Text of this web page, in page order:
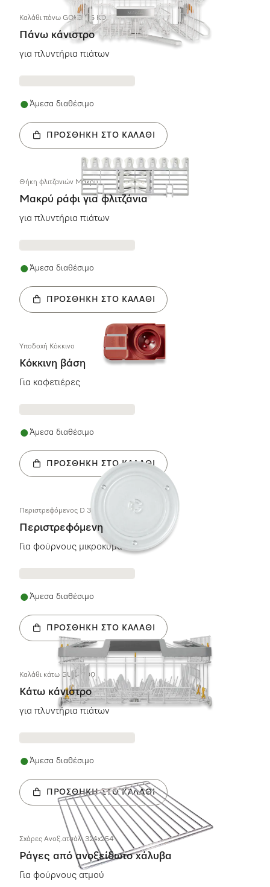
Καλάθι πάνω GOK3525 KD
Πάνω κάνιστρο
για πλυντήρια πιάτων
Άμεσα διαθέσιμο
ΠΡΟΣΘΉΚΗ ΣΤΟ ΚΑΛΆΘΙ
Θήκη φλιτζανιών Μακρύ
Μακρύ ράφι για φλιτζάνια
για πλυντήρια πιάτων
Άμεσα διαθέσιμο
ΠΡΟΣΘΉΚΗ ΣΤΟ ΚΑΛΆΘΙ
Υποδοχή Κόκκινο
Κόκκινη βάση
Για καφετιέρες
Άμεσα διαθέσιμο
ΠΡΟΣΘΉΚΗ ΣΤΟ ΚΑΛΆΘΙ
Περιστρεφόμενος D 325mm
Περιστρεφόμενη
Για φούρνους μικροκυμάτων
Άμεσα διαθέσιμο
ΠΡΟΣΘΉΚΗ ΣΤΟ ΚΑΛΆΘΙ
Καλάθι κάτω GUK 7700
Κάτω κάνιστρο
για πλυντήρια πιάτων
Άμεσα διαθέσιμο
ΠΡΟΣΘΉΚΗ ΣΤΟ ΚΑΛΆΘΙ
Σχάρες Aνοξ.ατσάλι 324x254
Ράγες από ανοξείδωτο χάλυβα
Για φούρνους ατμού